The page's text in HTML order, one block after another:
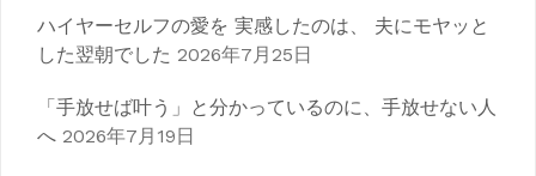
ハイヤーセルフの愛を 実感したのは、 夫にモヤッと
した翌朝でした 2026年7月25日
「手放せば叶う」と分かっているのに、手放せない人
へ 2026年7月19日